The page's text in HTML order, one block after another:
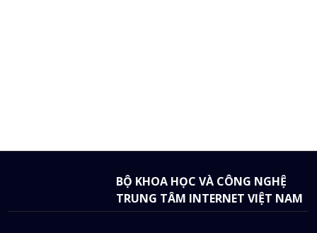
BỘ KHOA HỌC VÀ CÔNG NGHỆ
TRUNG TÂM INTERNET VIỆT NAM